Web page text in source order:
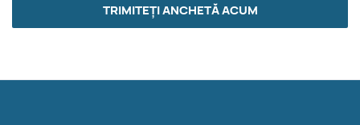
TRIMITEȚI ANCHETĂ ACUM